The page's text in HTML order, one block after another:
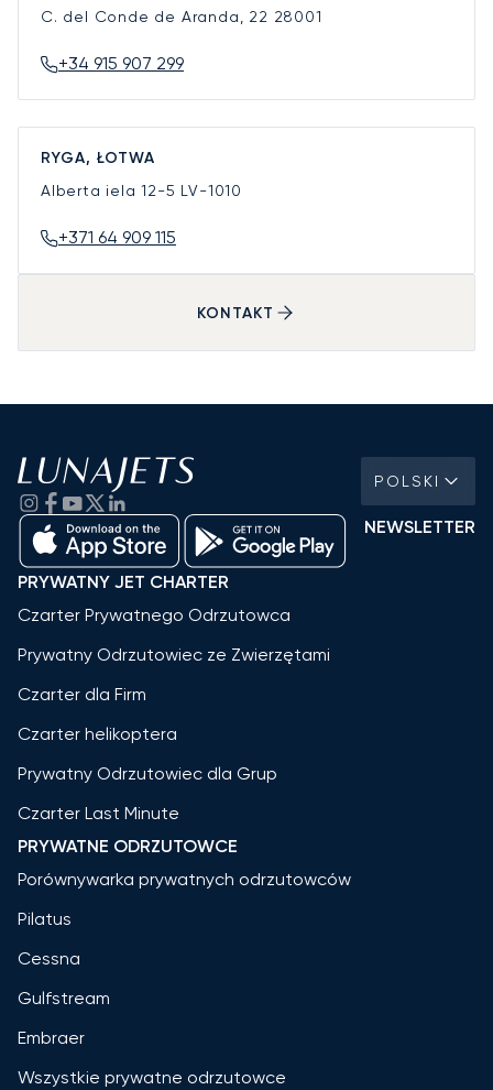
C. del Conde de Aranda, 22 28001
+34 915 907 299
RYGA, ŁOTWA
Alberta iela 12-5 LV-1010
+371 64 909 115
KONTAKT
POLSKI
NEWSLETTER
PRYWATNY JET CHARTER
Czarter Prywatnego Odrzutowca
Prywatny Odrzutowiec ze Zwierzętami
Czarter dla Firm
Czarter helikoptera
Prywatny Odrzutowiec dla Grup
Czarter Last Minute
PRYWATNE ODRZUTOWCE
Porównywarka prywatnych odrzutowców
Pilatus
Cessna
Gulfstream
Embraer
Wszystkie prywatne odrzutowce